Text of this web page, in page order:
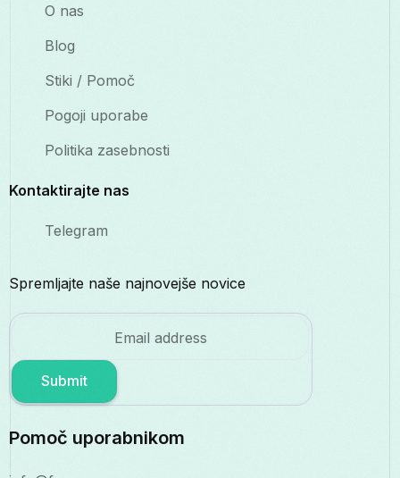
O nas
Blog
Stiki / Pomoč
Pogoji uporabe
Politika zasebnosti
Kontaktirajte nas
Telegram
Spremljajte naše najnovejše novice
Submit
Pomoč uporabnikom